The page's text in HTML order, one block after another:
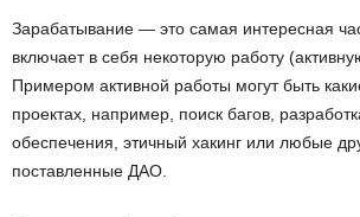
Зарабатывание — это самая интересная
включает в себя некоторую работу
Примером активной работы могут быть
проектах, например, поиск багов,
обеспечения, этичный хакинг или любые
поставленные ДАО.